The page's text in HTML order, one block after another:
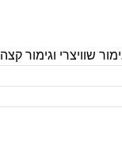
שוויצרי וגימור קצה